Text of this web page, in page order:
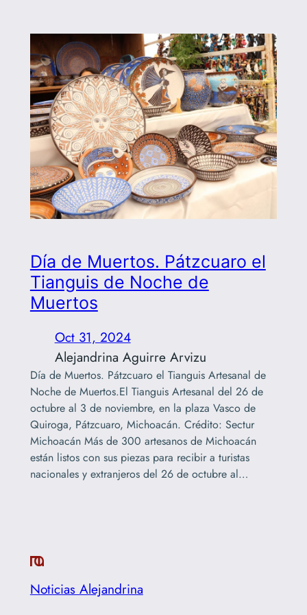
Día de Muertos. Pátzcuaro el
Tianguis de Noche de
Muertos
Oct 31, 2024
Alejandrina Aguirre Arvizu
Día de Muertos. Pátzcuaro el Tianguis Artesanal de
Noche de Muertos.El Tianguis Artesanal del 26 de
octubre al 3 de noviembre, en la plaza Vasco de
Quiroga, Pátzcuaro, Michoacán. Crédito: Sectur
Michoacán Más de 300 artesanos de Michoacán
están listos con sus piezas para recibir a turistas
nacionales y extranjeros del 26 de octubre al…
Noticias Alejandrina